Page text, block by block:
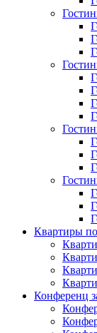
Квартиры
Конференц